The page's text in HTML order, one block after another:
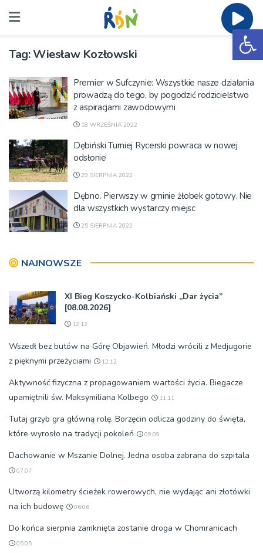
Tag:Wiesław Kozłowski
Premier w Sufczynie: Wszystkie nasze działania
prowadzą do tego, by pogodzić rodzicielstwo
z aspiracjami zawodowymi
18 WRZEŚNIA 2022
Dębiński Turniej Rycerski powraca w nowej
odsłonie
29 SIERPNIA 2022
Dębno. Pierwszy w gminie żłobek gotowy. Nie
dla wszystkich wystarczy miejsc
25 SIERPNIA 2022
NAJNOWSZE
XI Bieg Koszycko-Kolbiański „Dar życia”
[08.08.2026]
12:12
Wszedł bez butów na Górę Objawień. Młodzi wrócili z Medjugorie
z pięknymi przeżyciami
12:12
Aktywność fizyczna z propagowaniem wartości życia. Biegacze
upamiętnili św. Maksymiliana Kolbego
11:11
Tutaj grzyb gra główną rolę. Borzęcin odlicza godziny do święta,
które wyrosło na tradycji pokoleń
09:09
Dachowanie w Mszanie Dolnej. Jedna osoba zabrana do szpitala
07:07
Utworzą kilometry ścieżek rowerowych, nie wydając ani złotówki
na ich budowę
06:06
Do końca sierpnia zamknięta zostanie droga w Chomranicach
05:05